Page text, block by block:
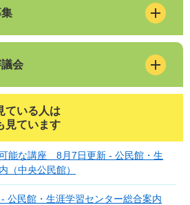
会
ている人は
見ています
能な講座 8月7日更新 - 公民館・生
（中央公民館）
公民館・生涯学習センター総合案内